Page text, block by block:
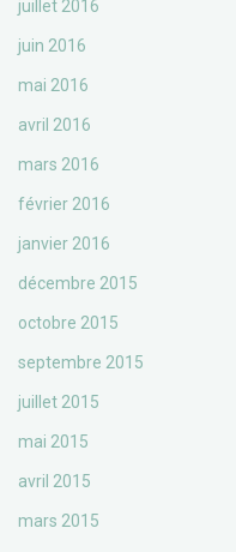
juillet 2016
juin 2016
mai 2016
avril 2016
mars 2016
février 2016
janvier 2016
décembre 2015
octobre 2015
septembre 2015
juillet 2015
mai 2015
avril 2015
mars 2015